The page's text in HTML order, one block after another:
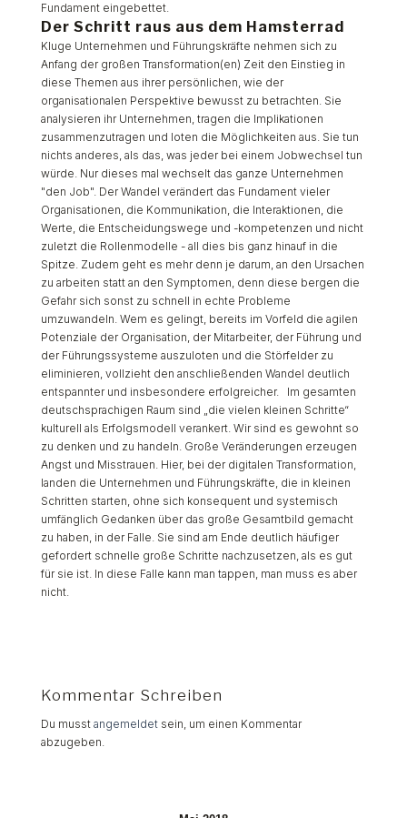
Fundament eingebettet.
Der Schritt raus aus dem Hamsterrad
Kluge Unternehmen und Führungskräfte nehmen sich zu
Anfang der großen Transformation(en) Zeit den Einstieg in
diese Themen aus ihrer persönlichen, wie der
organisationalen Perspektive bewusst zu betrachten. Sie
analysieren ihr Unternehmen, tragen die Implikationen
zusammenzutragen und loten die Möglichkeiten aus. Sie tun
nichts anderes, als das, was jeder bei einem Jobwechsel tun
würde. Nur dieses mal wechselt das ganze Unternehmen
"den Job". Der Wandel verändert das Fundament vieler
Organisationen, die Kommunikation, die Interaktionen, die
Werte, die Entscheidungswege und -kompetenzen und nicht
zuletzt die Rollenmodelle - all dies bis ganz hinauf in die
Spitze. Zudem geht es mehr denn je darum, an den Ursachen
zu arbeiten statt an den Symptomen, denn diese bergen die
Gefahr sich sonst zu schnell in echte Probleme
umzuwandeln. Wem es gelingt, bereits im Vorfeld die agilen
Potenziale der Organisation, der Mitarbeiter, der Führung und
der Führungssysteme auszuloten und die Störfelder zu
eliminieren, vollzieht den anschließenden Wandel deutlich
entspannter und insbesondere erfolgreicher. Im gesamten
deutschsprachigen Raum sind „die vielen kleinen Schritte“
kulturell als Erfolgsmodell verankert. Wir sind es gewohnt so
zu denken und zu handeln. Große Veränderungen erzeugen
Angst und Misstrauen. Hier, bei der digitalen Transformation,
landen die Unternehmen und Führungskräfte, die in kleinen
Schritten starten, ohne sich konsequent und systemisch
umfänglich Gedanken über das große Gesamtbild gemacht
zu haben, in der Falle. Sie sind am Ende deutlich häufiger
gefordert schnelle große Schritte nachzusetzen, als es gut
für sie ist. In diese Falle kann man tappen, man muss es aber
nicht.
Kommentar Schreiben
Du musst angemeldetsein, um einen Kommentar
abzugeben.